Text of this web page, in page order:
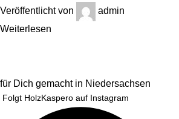
Veröffentlicht von
admin
Weiterlesen
für Dich gemacht in Niedersachsen
Folgt HolzKaspero auf Instagram